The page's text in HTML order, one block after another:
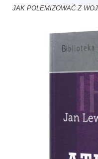
JAK POLEMIZOWAĆ Z